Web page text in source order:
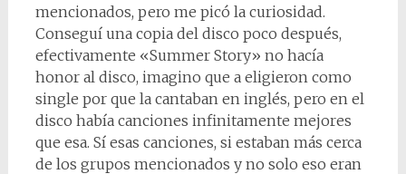
mencionados, pero me picó la curiosidad.
Conseguí una copia del disco poco después,
efectivamente «Summer Story» no hacía
honor al disco, imagino que a eligieron como
single por que la cantaban en inglés, pero en el
disco había canciones infinitamente mejores
que esa. Sí esas canciones, si estaban más cerca
de los grupos mencionados y no solo eso eran